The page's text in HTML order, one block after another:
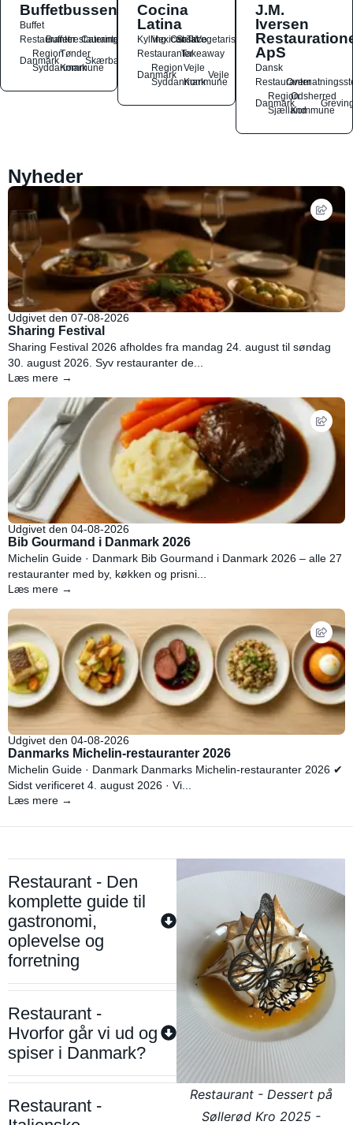
Buffetbussen
Buffet
Restauranter
Buffetrestauranter
Catering
Danmark
Region
Syddanmark
Tønder
Kommune
Skærbæk
Cocina
Latina
Kylling
Mexicansk
OstSalat
TacoVegetarisk
RestauranterTakeaway
Danmark
Region
Syddanmark
Vejle
Kommune
Vejle
J.M.
Iversen
ApS
Dansk
Restauranter
Danmark
Region
Sjælland
Odsherred
Kommune
Nyheder
Udgivet den 07-08-2026
Sharing Festival
Sharing Festival 2026 afholdes fra mandag 24. august til søndag
30. august 2026. Syv restauranter de...
Læs mere →
Udgivet den 04-08-2026
Bib Gourmand i Danmark 2026
Michelin Guide · Danmark Bib Gourmand i Danmark 2026 – alle 27
restauranter med by, køkken og prisni...
Læs mere →
Udgivet den 04-08-2026
Danmarks Michelin-restauranter 2026
Michelin Guide · Danmark Danmarks Michelin-restauranter 2026 ✔
Sidst verificeret 4. august 2026 · Vi...
Læs mere →
Restaurant - Den
komplette guide til
gastronomi,
oplevelse og
forretning
Restaurant -
Hvorfor går vi ud og
spiser i Danmark?
Restaurant -
Restaurant - Dessert på
Søllerød Kro 2025 -